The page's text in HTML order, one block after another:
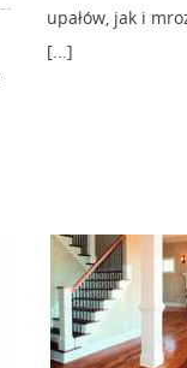
upałów, jak i
[...]